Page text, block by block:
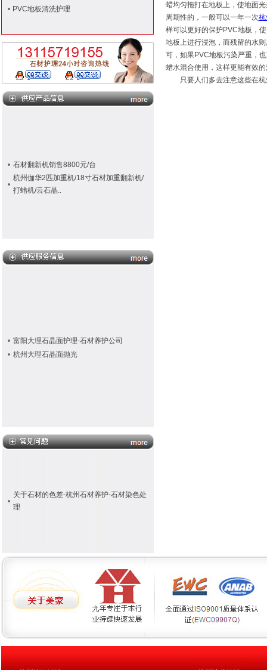
PVC地板清洗护理
石材翻新机销售8800元/台
杭州伽华2匹加重机/18寸石材加重翻新机/
打蜡机/云石晶..
富阳大理石晶面护理-石材养护公司
杭州大理石晶面抛光
关于石材的色差-杭州石材养护-石材染色处
理
蜡均匀拖打在地板上，使地面
周期性的，一般可以一年一次
样可以更好的保护PVC地板，
地板上进行浸泡，而残留的水
可，如果PVC地板污染严重，
蜡水混合使用，这样更能有效
只要人们多去注意这些在杭